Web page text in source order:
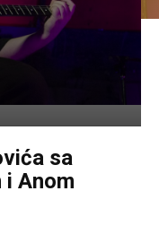
sa
Anom